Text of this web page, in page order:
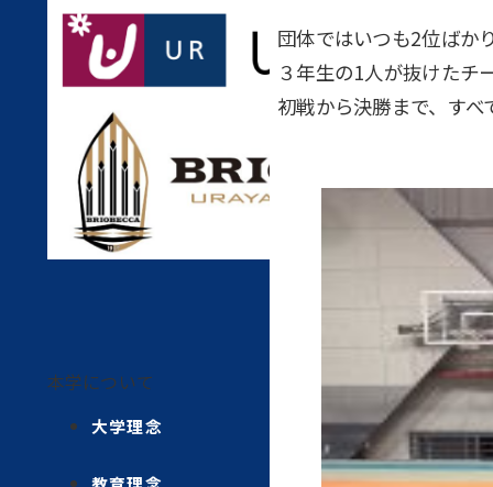
本学について
大学理念
団体ではいつも2位ばか
３年生の1人が抜けたチ
初戦から決勝まで、す